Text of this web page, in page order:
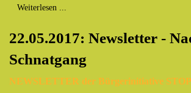
Weiterlesen ...
22.05.2017: Newsletter -
Schnatgang
NEWSLETTER der Bürgerinitiative